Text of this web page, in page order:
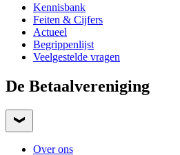
Kennisbank
Feiten & Cijfers
Actueel
Begrippenlijst
Veelgestelde vragen
De Betaalvereniging
Over ons